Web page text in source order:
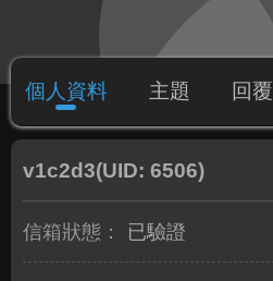
個人資料 主題 回覆
v1c2d3(UID: 6506)
信箱狀態： 已驗證